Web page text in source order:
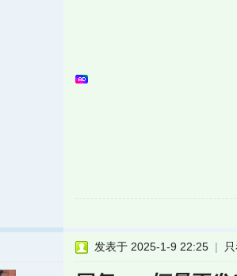
发表于 2025-1-9 22:25 |